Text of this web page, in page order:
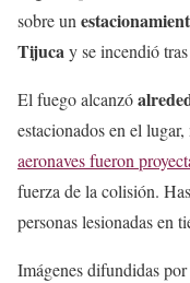
sobre un
Tijucay se incendió
El fuego alcanzó
estacionados en el
aeronaves fueron
fuerza de la colisión.
personas lesionadas en
Imágenes difundidas